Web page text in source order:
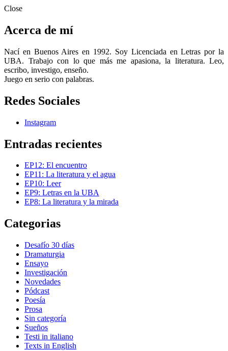
Close
Acerca de mí
Nací en Buenos Aires en 1992. Soy Licenciada en Letras por la
UBA. Trabajo con lo que más me apasiona, la literatura. Leo,
escribo, investigo, enseño.
Juego en serio con palabras.
Redes Sociales
Instagram
Entradas recientes
EP12: El encuentro
EP11: La literatura y el agua
EP10: Leer
EP9: Letras en la UBA
EP8: La literatura y la mirada
Categorias
Desafío 30 días
Dramaturgia
Ensayo
Investigación
Novedades
Pódcast
Poesía
Prosa
Sin categoría
Sueños
Testi in italiano
Texts in English